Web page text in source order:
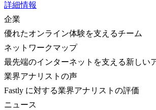
詳細情報
企業
優れたオンライン体験を支えるチーム
ネットワークマップ
最先端のインターネットを支える新しい
業界アナリストの声
Fastly に対する業界アナリストの評価
ニュース